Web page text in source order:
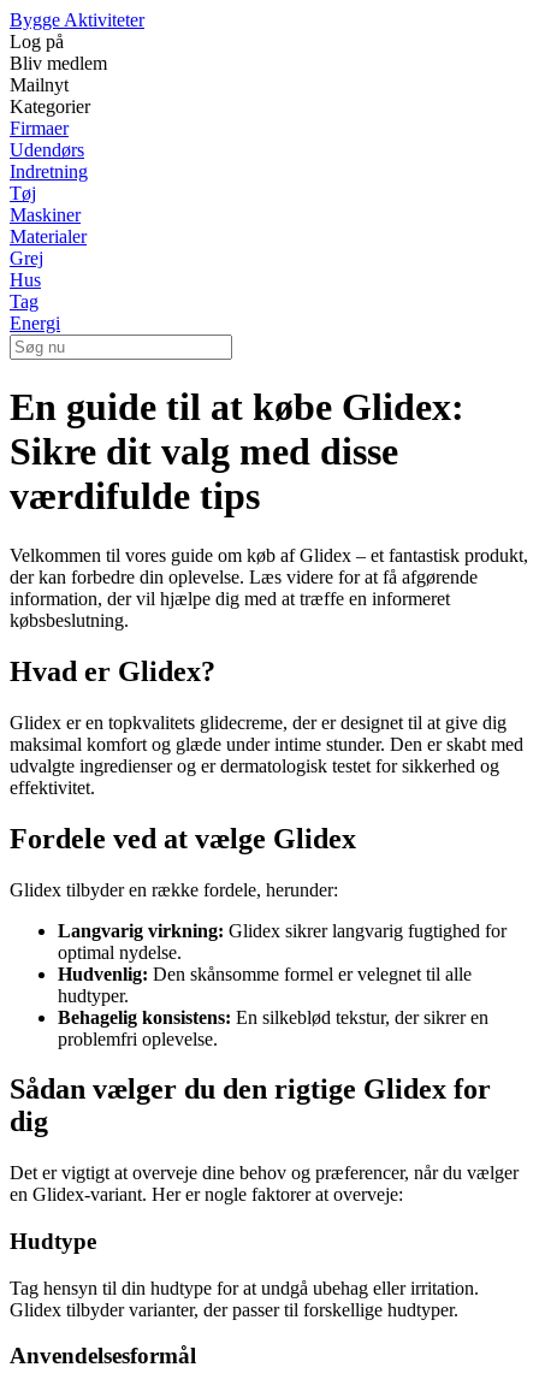
Bygge Aktiviteter
Log på
Bliv medlem
Mailnyt
Kategorier
Firmaer
Udendørs
Indretning
Tøj
Maskiner
Materialer
Grej
Hus
Tag
Energi
En guide til at købe Glidex:
Sikre dit valg med disse
værdifulde tips
Velkommen til vores guide om køb af Glidex – et fantastisk produkt,
der kan forbedre din oplevelse. Læs videre for at få afgørende
information, der vil hjælpe dig med at træffe en informeret
købsbeslutning.
Hvad er Glidex?
Glidex er en topkvalitets glidecreme, der er designet til at give dig
maksimal komfort og glæde under intime stunder. Den er skabt med
udvalgte ingredienser og er dermatologisk testet for sikkerhed og
effektivitet.
Fordele ved at vælge Glidex
Glidex tilbyder en række fordele, herunder:
Langvarig virkning: Glidex sikrer langvarig fugtighed for
optimal nydelse.
Hudvenlig: Den skånsomme formel er velegnet til alle
hudtyper.
Behagelig konsistens: En silkeblød tekstur, der sikrer en
problemfri oplevelse.
Sådan vælger du den rigtige Glidex for
dig
Det er vigtigt at overveje dine behov og præferencer, når du vælger
en Glidex-variant. Her er nogle faktorer at overveje:
Hudtype
Tag hensyn til din hudtype for at undgå ubehag eller irritation.
Glidex tilbyder varianter, der passer til forskellige hudtyper.
Anvendelsesformål